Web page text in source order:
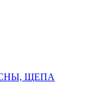
ЩЕПА